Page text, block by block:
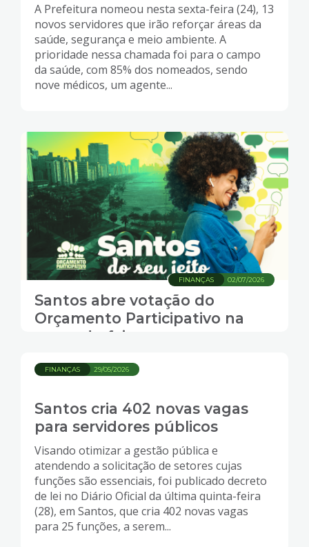
A Prefeitura nomeou nesta sexta-feira (24), 13
novos servidores que irão reforçar áreas da
saúde, segurança e meio ambiente. A
prioridade nessa chamada foi para o campo
da saúde, com 85% dos nomeados, sendo
nove médicos, um agente...
02/07/2026
FINANÇAS
Santos abre votação do
Orçamento Participativo na
segunda-feira
29/05/2026
FINANÇAS
Santos cria 402 novas vagas
para servidores públicos
Visando otimizar a gestão pública e
atendendo a solicitação de setores cujas
funções são essenciais, foi publicado decreto
de lei no Diário Oficial da última quinta-feira
(28), em Santos, que cria 402 novas vagas
para 25 funções, a serem...